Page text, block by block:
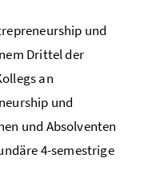
und
Drittel der
an
und
und Absolventen
4-semestrige